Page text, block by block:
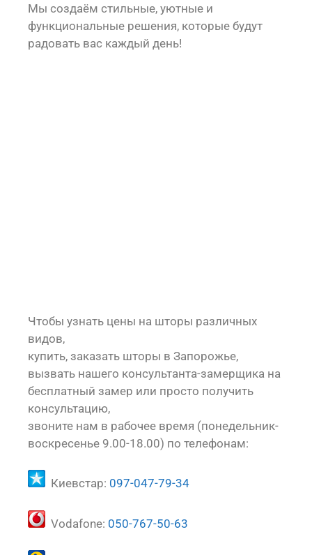
Мы создаём стильные, уютные и
функциональные решения, которые будут
радовать вас каждый день!
Чтобы узнать цены на шторы различных
видов,
купить, заказать шторы в Запорожье,
вызвать нашего консультанта-замерщика на
бесплатный замер или просто получить
консультацию,
звоните нам в рабочее время (понедельник-
воскресенье 9.00-18.00) по телефонам:
Киевстар: 097-047-79-34
Vodafone: 050-767-50-63